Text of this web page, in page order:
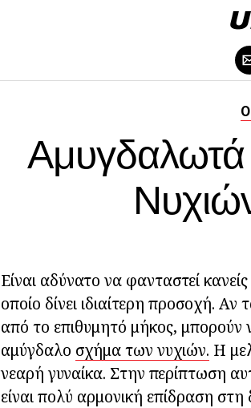
Είναι αδύνατο να φανταστεί
οποίο δίνει ιδιαίτερη προσοχή.
από το επιθυμητό μήκος, μπορούν
αμύγδαλο σχήμα των νυχιών. Η
νεαρή γυναίκα. Στην περίπτωση
είναι πολύ αρμονική επίδραση στη